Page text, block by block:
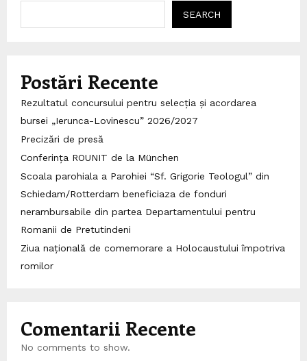
SEARCH
Postări Recente
Rezultatul concursului pentru selecția și acordarea
bursei „Ierunca-Lovinescu” 2026/2027
Precizări de presă
Conferința ROUNIT de la München
Scoala parohiala a Parohiei “Sf. Grigorie Teologul” din
Schiedam/Rotterdam beneficiaza de fonduri
nerambursabile din partea Departamentului pentru
Romanii de Pretutindeni
Ziua națională de comemorare a Holocaustului împotriva
romilor
Comentarii Recente
No comments to show.